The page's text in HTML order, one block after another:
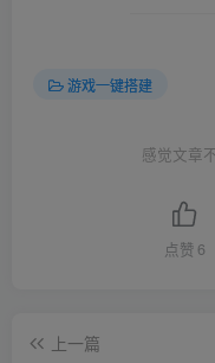
游戏一键搭建
感觉文章
点赞 6
上一篇